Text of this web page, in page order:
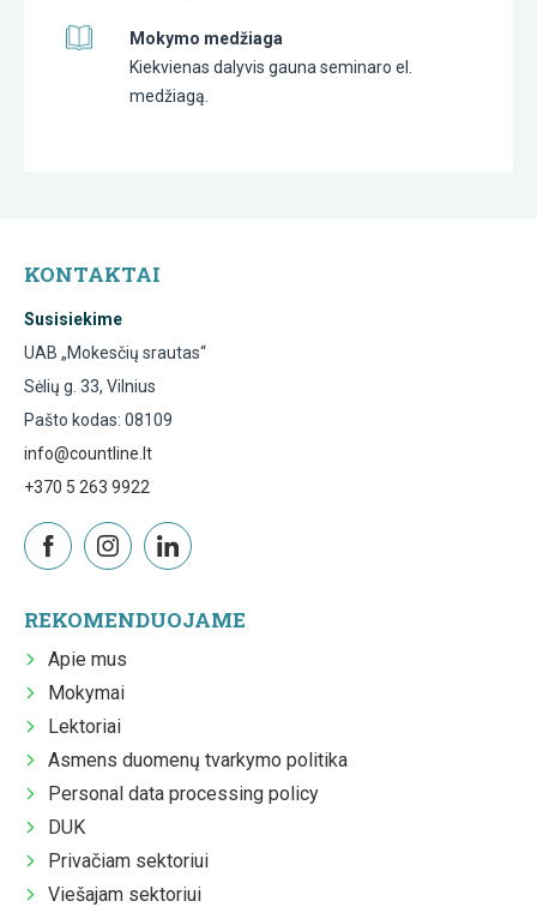
Mokymo medžiaga
Kiekvienas dalyvis gauna seminaro el.
medžiagą.
KONTAKTAI
Susisiekime
UAB „Mokesčių srautas“
Sėlių g. 33, Vilnius
Pašto kodas: 08109
info@countline.lt
+370 5 263 9922
REKOMENDUOJAME
Apie mus
Mokymai
Lektoriai
Asmens duomenų tvarkymo politika
Personal data processing policy
DUK
Privačiam sektoriui
Viešajam sektoriui